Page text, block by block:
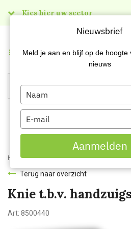
Kies hier uw sector
Menu
Home Webshop Schoonmaakmachines
Terug naar overzicht
Knie t.b.v.
Art: 8500440
Nieuwsbrief
Meld je aan en blijf op de hoogte
nieuws
Type
your
name
Type
your
email
Aanmelden